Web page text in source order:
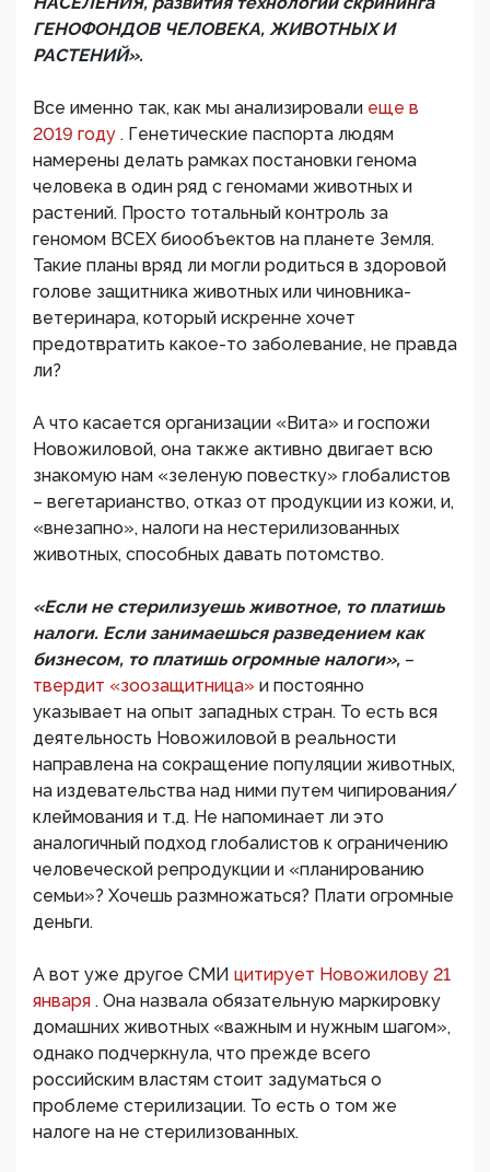
ГЕНОФОНДОВ ЧЕЛОВЕКА, ЖИВОТНЫХ И
РАСТЕНИЙ».
Все именно так, как мы анализировали еще в
2019 году . Генетические паспорта людям
намерены делать рамках постановки генома
человека в один ряд с геномами животных и
растений. Просто тотальный контроль за
геномом ВСЕХ биообъектов на планете Земля.
Такие планы вряд ли могли родиться в здоровой
голове защитника животных или чиновника-
ветеринара, который искренне хочет
предотвратить какое-то заболевание, не правда
ли?
А что касается организации «Вита» и госпожи
Новожиловой, она также активно двигает всю
знакомую нам «зеленую повестку» глобалистов
– вегетарианство, отказ от продукции из кожи, и,
«внезапно», налоги на нестерилизованных
животных, способных давать потомство.
«Если не стерилизуешь животное, то платишь
налоги. Если занимаешься разведением как
бизнесом, то платишь огромные налоги», –
твердит «зоозащитница» и постоянно
указывает на опыт западных стран. То есть вся
деятельность Новожиловой в реальности
направлена на сокращение популяции животных,
на издевательства над ними путем чипирования/
клеймования и т.д. Не напоминает ли это
аналогичный подход глобалистов к ограничению
человеческой репродукции и «планированию
семьи»? Хочешь размножаться? Плати огромные
деньги.
А вот уже другое СМИ цитирует Новожилову 21
января . Она назвала обязательную маркировку
домашних животных «важным и нужным шагом»,
однако подчеркнула, что прежде всего
российским властям стоит задуматься о
проблеме стерилизации. То есть о том же
налоге на не стерилизованных.